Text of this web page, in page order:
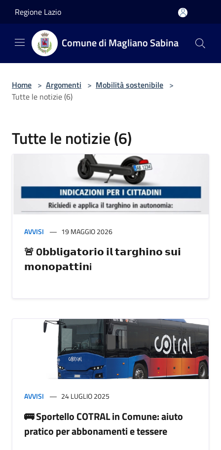
Regione Lazio
Comune di Magliano Sabina
Home > Argomenti > Mobilità sostenibile >
Tutte le notizie (6)
Tutte le notizie (6)
AVVISI 19 MAGGIO 2026
🚨 O𝗯𝗯𝗹𝗶𝗴𝗮𝘁𝗼𝗿𝗶𝗼 𝗶𝗹 𝘁𝗮𝗿𝗴𝗵𝗶𝗻𝗼 𝘀𝘂𝗶
𝗺𝗼𝗻𝗼𝗽𝗮𝘁𝘁𝗶𝗻i
AVVISI 24 LUGLIO 2025
🚌 Sportello COTRAL in Comune: aiuto
pratico per abbonamenti e tessere